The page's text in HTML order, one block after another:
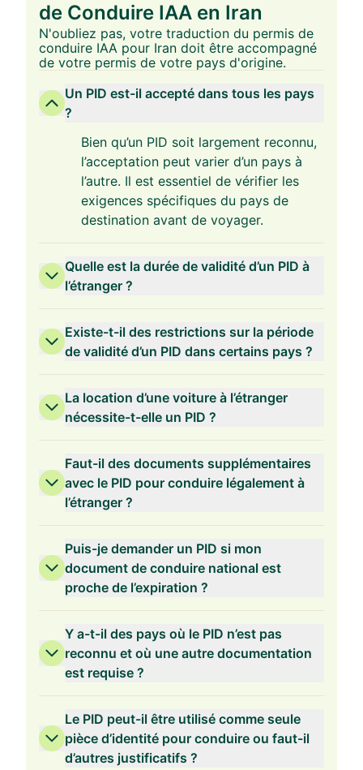
de Conduire IAA en Iran
N'oubliez pas, votre traduction du permis de
conduire IAA pour Iran doit être accompagné
de votre permis de votre pays d'origine.
Un PID est-il accepté dans tous les pays
?
Bien qu’un PID soit largement reconnu,
l’acceptation peut varier d’un pays à
l’autre. Il est essentiel de vérifier les
exigences spécifiques du pays de
destination avant de voyager.
Quelle est la durée de validité d’un PID à
l’étranger ?
Existe-t-il des restrictions sur la période
de validité d’un PID dans certains pays ?
La location d’une voiture à l’étranger
nécessite-t-elle un PID ?
Faut-il des documents supplémentaires
avec le PID pour conduire légalement à
l’étranger ?
Puis-je demander un PID si mon
document de conduire national est
proche de l’expiration ?
Y a-t-il des pays où le PID n’est pas
reconnu et où une autre documentation
est requise ?
Le PID peut-il être utilisé comme seule
pièce d’identité pour conduire ou faut-il
d’autres justificatifs ?